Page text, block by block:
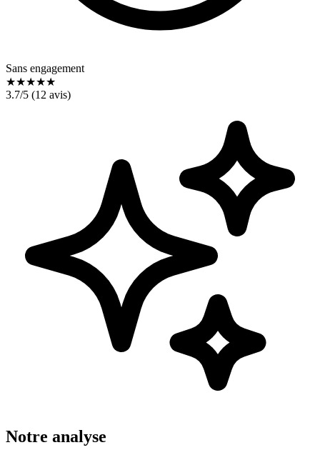
Sans engagement
★★★★★
3.7/5 (12 avis)
Notre analyse